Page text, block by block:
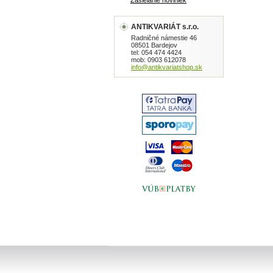
ANTIKVARIÁT s.r.o.
Radničné námestie 46
08501 Bardejov
tel: 054 474 4424
mob: 0903 612078
info@antikvariatshop.sk